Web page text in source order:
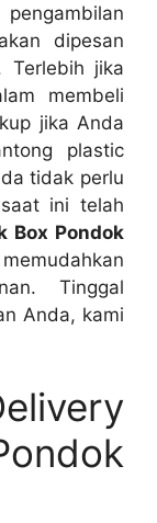
dipesan
Terlebih jika
membeli
jika Anda
plastic
tidak perlu
saat ini telah
Box Pondok
Tinggal
Anda, kami